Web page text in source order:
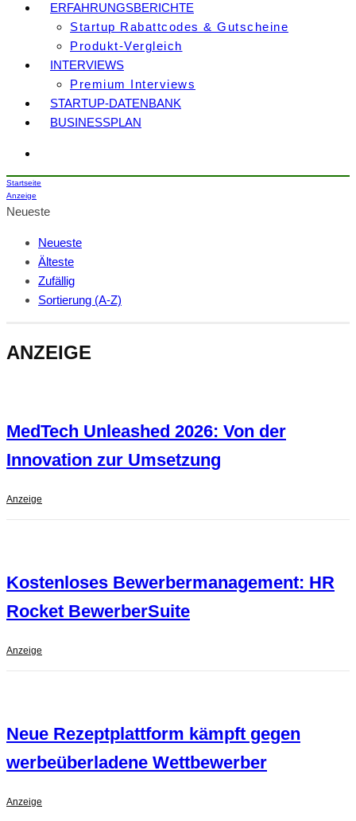
ERFAHRUNGSBERICHTE
Startup Rabattcodes & Gutscheine
Produkt-Vergleich
INTERVIEWS
Premium Interviews
STARTUP-DATENBANK
BUSINESSPLAN
Startseite
Anzeige
Neueste
Neueste
Älteste
Zufällig
Sortierung (A-Z)
ANZEIGE
MedTech Unleashed 2026: Von der
Innovation zur Umsetzung
Anzeige
Kostenloses Bewerbermanagement: HR
Rocket BewerberSuite
Anzeige
Neue Rezeptplattform kämpft gegen
werbeüberladene Wettbewerber
Anzeige